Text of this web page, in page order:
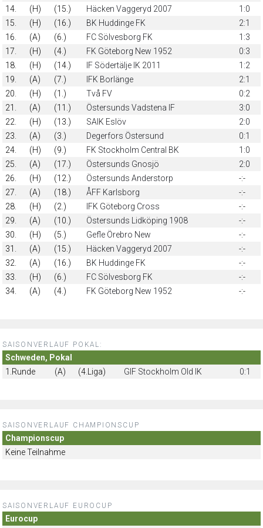
14.
(H) (15.) Häcken Vaggeryd 2007
1:0
15.
(H) (16.) BK Huddinge FK
2:1
16.
(A) (6.) FC Sölvesborg FK
1:3
17.
(H) (4.) FK Göteborg New 1952
0:3
18.
(H) (14.) IF Södertälje IK 2011
1:2
19.
(A) (7.) IFK Borlänge
2:1
20.
(H) (1.) Två FV
0:2
21.
(A) (11.) Östersunds Vadstena IF
3:0
22.
(H) (13.) SAIK Eslöv
2:0
23.
(A) (3.) Degerfors Östersund
0:1
24.
(H) (9.) FK Stockholm Central BK
1:0
25.
(A) (17.) Östersunds Gnosjö
2:0
26.
(H) (12.) Östersunds Anderstorp
-:-
27.
(A) (18.) ÅFF Karlsborg
-:-
28.
(H) (2.) IFK Göteborg Cross
-:-
29.
(A) (10.) Östersunds Lidköping 1908
-:-
30.
(H) (5.) Gefle Örebro New
-:-
31.
(A) (15.) Häcken Vaggeryd 2007
-:-
32.
(A) (16.) BK Huddinge FK
-:-
33.
(H) (6.) FC Sölvesborg FK
-:-
34.
(A) (4.) FK Göteborg New 1952 -:-
SAISONVERLAUF POKAL:
Schweden, Pokal
1.Runde
(A) (4.Liga) GIF Stockholm Old IK 0:1
SAISONVERLAUF CHAMPIONSCUP
Championscup
Keine Teilnahme
SAISONVERLAUF EUROCUP
Eurocup